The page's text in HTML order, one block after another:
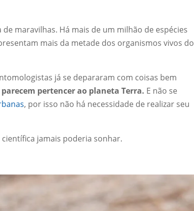
maravilhas. Há mais de um milhão de espécies
mais da metade dos organismos vivos do
já se depararam com coisas bem
pertencer ao planeta Terra. E não se
, por isso não há necessidade de realizar seu
jamais poderia sonhar.